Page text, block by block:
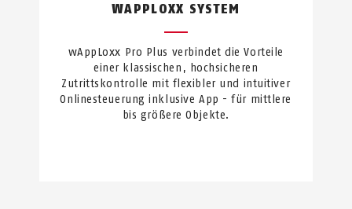
WAPPLOXX SYSTEM
wAppLoxx Pro Plus verbindet die Vorteile
einer klassischen, hochsicheren
Zutrittskontrolle mit flexibler und intuitiver
Onlinesteuerung inklusive App - für mittlere
bis größere Objekte.